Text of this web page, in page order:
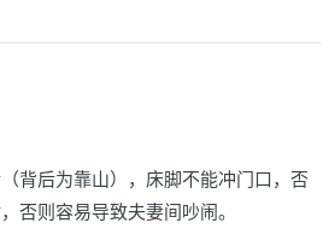
背后为靠山），床脚不能冲门口，否
否则容易导致夫妻间吵闹。